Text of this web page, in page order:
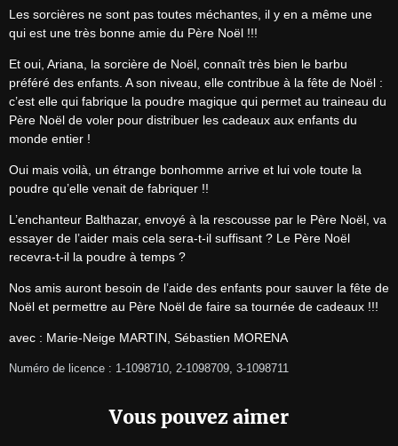
Les sorcières ne sont pas toutes méchantes, il y en a même une
qui est une très bonne amie du Père Noël !!!
Et oui, Ariana, la sorcière de Noël, connaît très bien le barbu
préféré des enfants. A son niveau, elle contribue à la fête de Noël :
c’est elle qui fabrique la poudre magique qui permet au traineau du
Père Noël de voler pour distribuer les cadeaux aux enfants du
monde entier !
Oui mais voilà, un étrange bonhomme arrive et lui vole toute la
poudre qu’elle venait de fabriquer !!
L’enchanteur Balthazar, envoyé à la rescousse par le Père Noël, va
essayer de l’aider mais cela sera-t-il suffisant ? Le Père Noël
recevra-t-il la poudre à temps ?
Nos amis auront besoin de l’aide des enfants pour sauver la fête de
Noël et permettre au Père Noël de faire sa tournée de cadeaux !!!
avec : Marie-Neige MARTIN, Sébastien MORENA
Numéro de licence : 1-1098710, 2-1098709, 3-1098711
Vous pouvez aimer